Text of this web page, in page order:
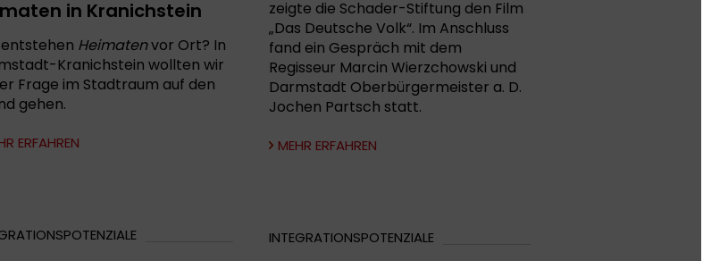
zeigte die Schader-Stiftung den Film
„Das Deutsche Volk“. Im Anschluss
fand ein Gespräch mit dem
Regisseur Marcin Wierzchowski und
Darmstadt Oberbürgermeister a. D.
Jochen Partsch statt.
MEHR ERFAHREN
in Kranichstein
Heimatenvor Ort? In
Kranichstein wollten wir
Frage im Stadtraum auf den
gehen.
ERFAHREN
INTEGRATIONSPOTENZIALE